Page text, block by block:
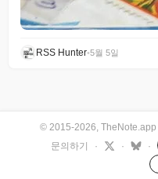
RSS Hunter•5월 5일
© 2015-2026, TheNote.app
문의하기
· · ·